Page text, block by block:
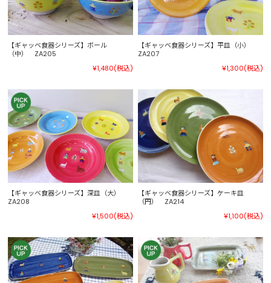
【ギャッベ食器シリーズ】ボール
（中） ZA205
¥1,480(税込)
【ギャッベ食器シリーズ】平皿（小）
ZA207
¥1,300(税込)
【ギャッベ食器シリーズ】深皿（大）
ZA208
¥1,500(税込)
【ギャッベ食器シリーズ】ケーキ皿
（円） ZA214
¥1,100(税込)